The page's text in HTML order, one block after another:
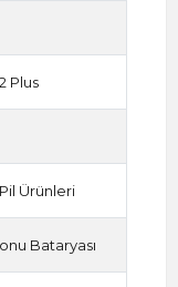
Plus
Ürünleri
Bataryası